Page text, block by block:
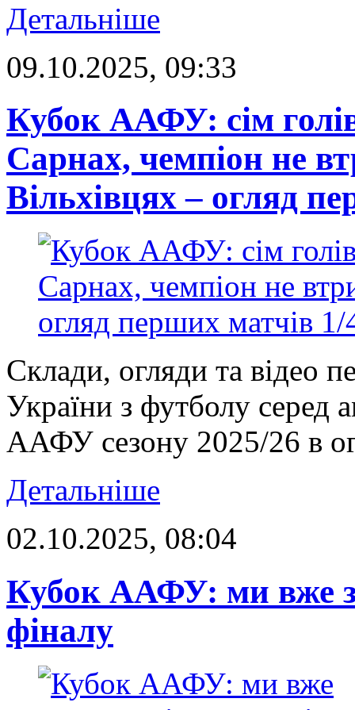
Детальніше
09.10.2025, 09:33
Кубок ААФУ: сім
Сарнах, чемпіон не
Вільхівцях – огляд
Склади, огляди та відео
України з футболу серед
ААФУ сезону 2025/26 в
Детальніше
02.10.2025, 08:04
Кубок ААФУ: ми вже
фіналу